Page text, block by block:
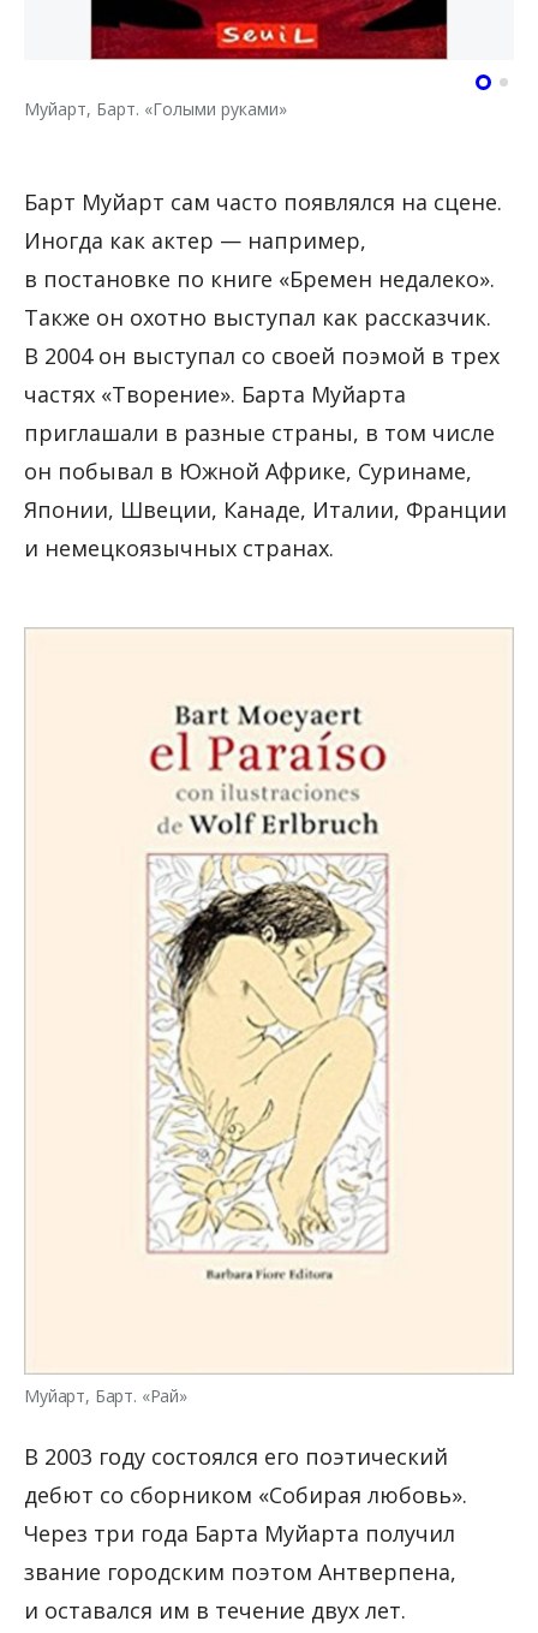
Муйарт, Барт. «Голыми руками»
Барт Муйарт сам часто появлялся на сцене.
Иногда как актер — например,
в постановке по книге «Бремен недалеко».
Также он охотно выступал как рассказчик.
В 2004 он выступал со своей поэмой в трех
частях «Творение». Барта Муйарта
приглашали в разные страны, в том числе
он побывал в Южной Африке, Суринаме,
Японии, Швеции, Канаде, Италии, Франции
и немецкоязычных странах.
Муйарт, Барт. «Рай»
В 2003 году состоялся его поэтический
дебют со сборником «Собирая любовь».
Через три года Барта Муйарта получил
звание городским поэтом Антверпена,
и оставался им в течение двух лет.